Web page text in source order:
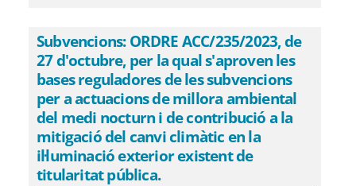
Subvencions: ORDRE ACC/235/2023, de
27 d'octubre, per la qual s'aproven les
bases reguladores de les subvencions
per a actuacions de millora ambiental
del medi nocturn i de contribució a la
mitigació del canvi climàtic en la
il·luminació exterior existent de
titularitat pública.